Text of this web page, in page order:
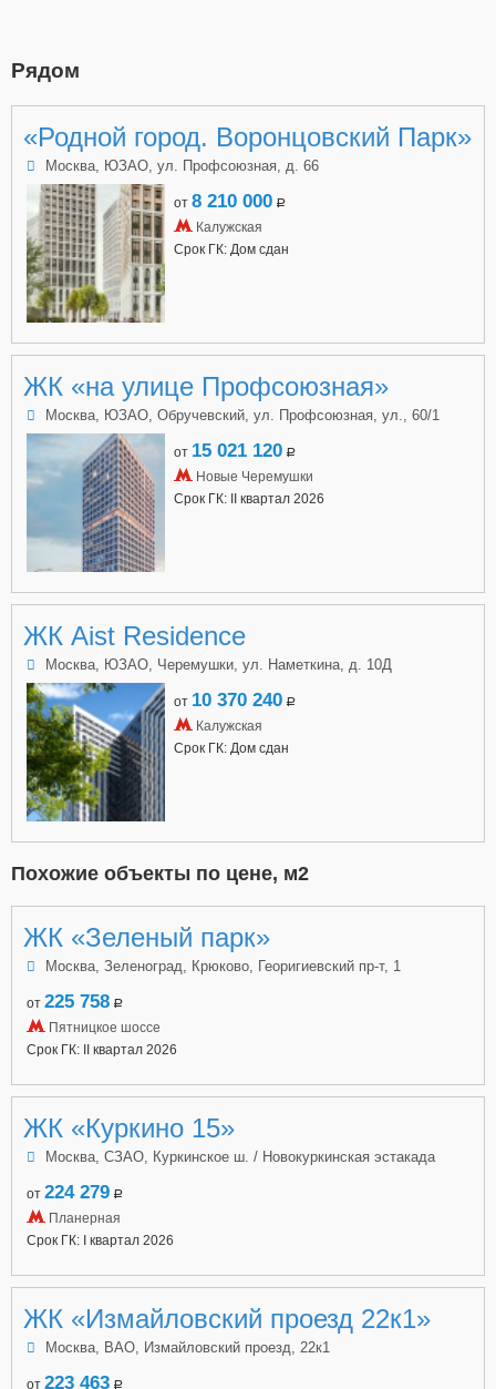
Рядом
«Родной город. Воронцовский Парк»
Москва, ЮЗАО, ул. Профсоюзная, д. 66
от 8 210 000 a
Калужская
Срок ГК: Дом сдан
ЖК «на улице Профсоюзная»
Москва, ЮЗАО, Обручевский, ул. Профсоюзная, ул., 60/1
от 15 021 120 a
Новые Черемушки
Срок ГК: II квартал 2026
ЖК Aist Residence
Москва, ЮЗАО, Черемушки, ул. Наметкина, д. 10Д
от 10 370 240 a
Калужская
Срок ГК: Дом сдан
Похожие объекты по цене, м2
ЖК «Зеленый парк»
Москва, Зеленоград, Крюково, Георигиевский пр-т, 1
от 225 758 a
Пятницкое шоссе
Срок ГК: II квартал 2026
ЖК «Куркино 15»
Москва, СЗАО, Куркинское ш. / Новокуркинская эстакада
от 224 279 a
Планерная
Срок ГК: I квартал 2026
ЖК «Измайловский проезд 22к1»
Москва, ВАО, Измайловский проезд, 22к1
от 223 463 a